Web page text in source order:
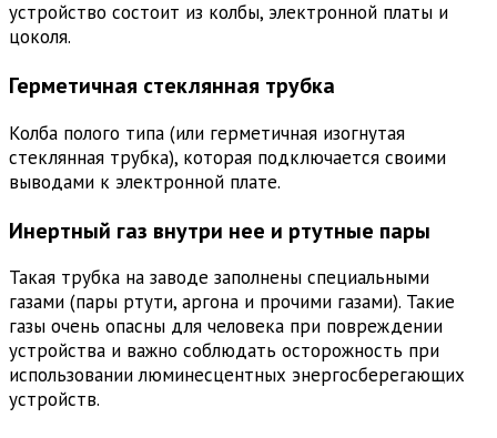
устройство состоит из колбы, электронной платы и
цоколя.
Герметичная стеклянная трубка
Колба полого типа (или герметичная изогнутая
стеклянная трубка), которая подключается своими
выводами к электронной плате.
Инертный газ внутри нее и ртутные пары
Такая трубка на заводе заполнены специальными
газами (пары ртути, аргона и прочими газами). Такие
газы очень опасны для человека при повреждении
устройства и важно соблюдать осторожность при
использовании люминесцентных энергосберегающих
устройств.